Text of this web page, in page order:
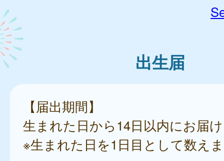
出生届
【届出期間】
生まれた日から14日以内にお届
※生まれた日を1日目として数え